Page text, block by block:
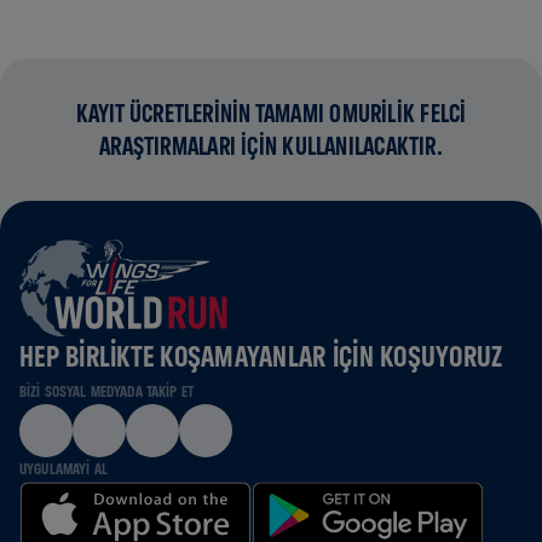
KAYIT ÜCRETLERİNİN TAMAMI OMURİLİK FELCİ
ARAŞTIRMALARI İÇİN KULLANILACAKTIR.
HEP BIRLIKTE KOŞAMAYANLAR IÇIN KOŞUYORUZ
BIZI SOSYAL MEDYADA TAKIP ET
UYGULAMAYI AL